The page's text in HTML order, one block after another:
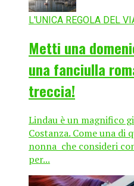
L'UNICA REGOLA DEL
Metti una
una fanciulla
treccia!
Lindau è un magnifico
Costanza. Come una di
nonna che consideri
per...